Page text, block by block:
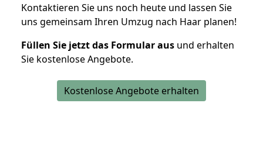
Kontaktieren Sie uns noch heute und lassen Sie
uns gemeinsam Ihren Umzug nach Haar planen!
Füllen Sie jetzt das Formular aus und erhalten
Sie kostenlose Angebote.
Kostenlose Angebote erhalten